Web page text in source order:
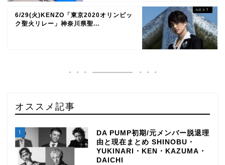
6/29(火)KENZO「東京2020オリンピッ
ク聖火リレー」神奈川県聖...
オススメ記事
1
DA PUMP初期/元メンバー脱退理
由と現在まとめ SHINOBU・
YUKINARI・KEN・KAZUMA・
DAICHI